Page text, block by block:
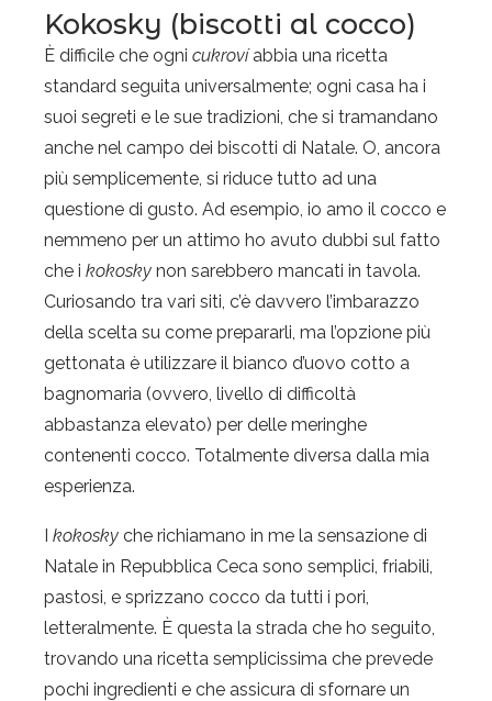
Kokosky (biscotti al cocco)
È difficile che ogni cukrovíabbia una ricetta
standard seguita universalmente; ogni casa ha i
suoi segreti e le sue tradizioni, che si tramandano
anche nel campo dei biscotti di Natale. O, ancora
più semplicemente, si riduce tutto ad una
questione di gusto. Ad esempio, io amo il cocco e
nemmeno per un attimo ho avuto dubbi sul fatto
che i kokosky non sarebbero mancati in tavola.
Curiosando tra vari siti, c’è davvero l’imbarazzo
della scelta su come prepararli, ma l’opzione più
gettonata è utilizzare il bianco d’uovo cotto a
bagnomaria (ovvero, livello di difficoltà
abbastanza elevato) per delle meringhe
contenenti cocco. Totalmente diversa dalla mia
esperienza.
kokosky che richiamano in me la sensazione di
Natale in Repubblica Ceca sono semplici, friabili,
pastosi, e sprizzano cocco da tutti i pori,
letteralmente. È questa la strada che ho seguito,
trovando una ricetta semplicissima che prevede
pochi ingredienti e che assicura di sfornare un